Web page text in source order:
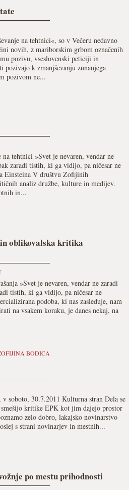
na tehtnici«, so v Večeru nedavno
novih, z mariborskim grbom označenih
pozivu, vseslovenski peticiji in
k zmanjševanju zunanjega
pozivom ne...
tehtnici »Svet je nevaren, vendar ne
zaradi tistih, ki ga vidijo, pa ničesar ne
Einsteina V društvu Zofijinih
analiz družbe, kulture in medijev.
in...
oblikovalska kritika
»Svet je nevaren, vendar ne zaradi
tistih, ki ga vidijo, pa ničesar ne
podoba, ki nas zasleduje, nam
na vsakem koraku, je danes nekaj, na
BODICA
soboto, 30.7.2011 Kulturna stran Dela se
kritike EPK kot jim dajejo prostor
zelo dobro, lakajsko novinarstvo
s strani novinarjev in mestnih...
po mestu prihodnosti